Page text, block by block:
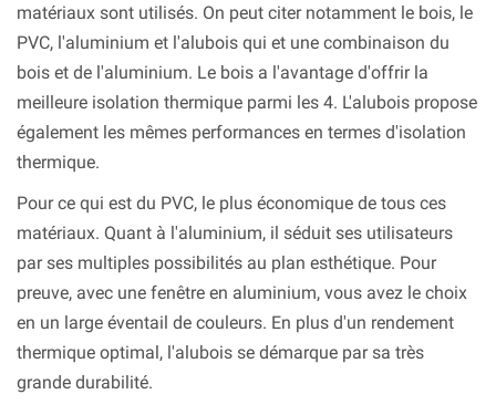
matériaux sont utilisés. On peut citer notamment le bois, le
PVC, l'aluminium et l'alubois qui et une combinaison du
bois et de l'aluminium. Le bois a l'avantage d'offrir la
meilleure isolation thermique parmi les 4. L'alubois propose
également les mêmes performances en termes d'isolation
thermique.
Pour ce qui est du PVC, le plus économique de tous ces
matériaux. Quant à l'aluminium, il séduit ses utilisateurs
par ses multiples possibilités au plan esthétique. Pour
preuve, avec une fenêtre en aluminium, vous avez le choix
en un large éventail de couleurs. En plus d'un rendement
thermique optimal, l'alubois se démarque par sa très
grande durabilité.